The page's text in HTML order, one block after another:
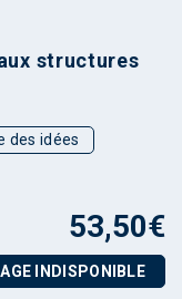
structures
des idées
53,50€
INDISPONIBLE